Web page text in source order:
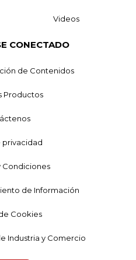
Videos
CONECTADO
de Contenidos
Productos
privacidad
Condiciones
de Información
Cookies
Industria y Comercio